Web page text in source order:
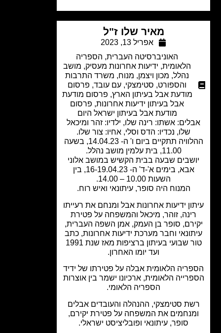
מאיר שלו ז"ל
אפריל 13, 2023
האוניברסיטה העברית ,הספריה
הלאומית,ידיעות אחרונות מעסיק, מושב
מכון ויצמן,מנוח,משרד התרבות
והספורט,סטימצקי,עם עובד,פרסום
מודעת אבל בעיתון הארץ,פרסום מודעת
אבל בעיתון ידיעות אחרונות,פרסום
מודעת אבל בעיתון ישראל היום
אשתו: רינה שלו, ילדיו: זהר ומיכאל
שלו, נכדיו: הדס וסלי, אחיו: צור שלו.
ההלוויה תתקיים ביום ו' ה- 14.04.23, בשעה
שבעה בבית הקשיש במושב אלוני
אבא, בימים א'-ד' ה- 16-19.04.23, בין
המנוח היה סופר, עיתונאי ואיש רוח.
ידיעות אחרונות אבל ומנחם את רעייתו
זוהר, מיכאל והמשפחה על פטירת
סופר בן העמק, אמן השפה העברית,
וחבר מערכת ידיעות אחרונות, כתב
טור שבועי בעיתון ברציפות מאז שנת 1991
ועד יומו האחרון.
הלאומית אבלה על פטירתו של ידיד
הלאומית, ארכיונו ישמר בין אוצרות
הספריה הלאומי.
סטימצקי, ההנהלה והעובדים אבלים
את המשפחה על פטירת יקירם,
סופר, עיתונאי ופובליציסט ישראלי.